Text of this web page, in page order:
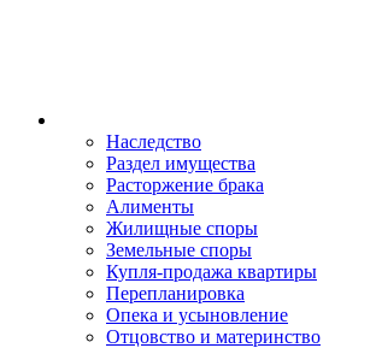
Наследство
Раздел имущества
Расторжение брака
Алименты
Жилищные споры
Земельные споры
Купля-продажа квартиры
Перепланировка
Опека и усыновление
Отцовство и материнство